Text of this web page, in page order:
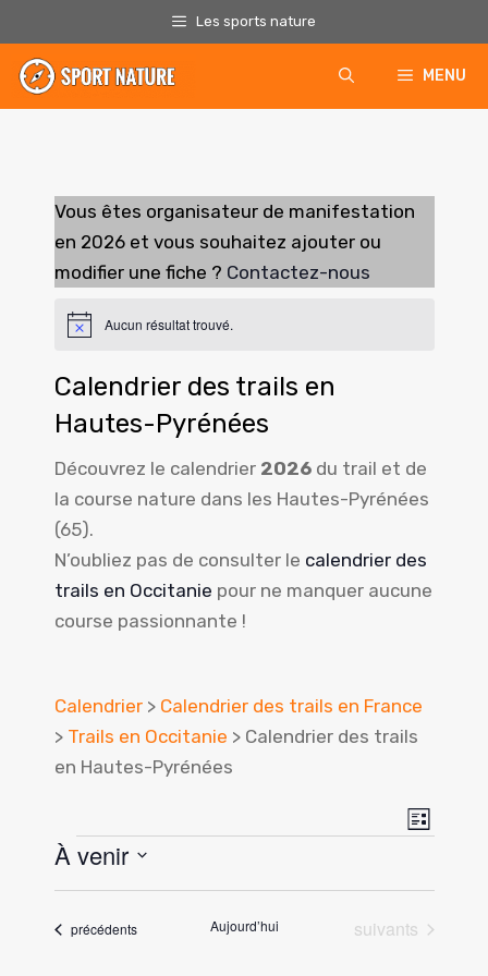
au
contenu
Les sports nature
MENU
Vous êtes organisateur de manifestation
en 2026 et vous souhaitez ajouter ou
modifier une fiche ? Contactez-nous
N
i
c
e
Aucun résultat trouvé.
Calendrier des trails en
Hautes-Pyrénées
Découvrez le calendrier 2026du trail et de
la course nature dans les Hautes-Pyrénées
(65).
N’oubliez pas de consulter le calendrier des
trails en Occitanie pour ne manquer aucune
course passionnante !
Calendrier> Calendrier des trails en France
> Trails en Occitanie > Calendrier des trails
en Hautes-Pyrénées
N
v
i
N
a
g
L
t
Évènements
À venir
S
Évènements
précédents Aujourd’hui Évènements
suivants